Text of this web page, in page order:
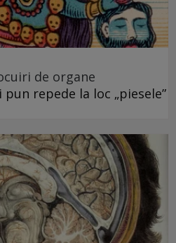
de organe
repede la loc „piesele”